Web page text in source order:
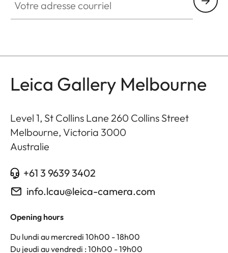
Leica Gallery Melbourne
Level 1, St Collins Lane 260 Collins Street
Melbourne, Victoria 3000
Australie
+61 3 9639 3402
info.lcau@leica-camera.com
Opening hours
Du lundi au mercredi 10h00 - 18h00
Du jeudi au vendredi : 10h00 - 19h00